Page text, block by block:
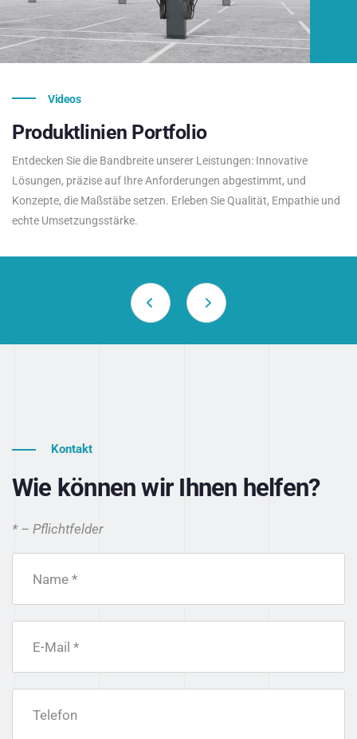
Videos
Produktlinien Portfolio
Entdecken Sie die Bandbreite unserer Leistungen: Innovative
Lösungen, präzise auf Ihre Anforderungen abgestimmt, und
Konzepte, die Maßstäbe setzen. Erleben Sie Qualität, Empathie und
echte Umsetzungsstärke.
Kontakt
Wie können wir Ihnen helfen?
* – Pflichtfelder
Name *
E-Mail *
Telefon